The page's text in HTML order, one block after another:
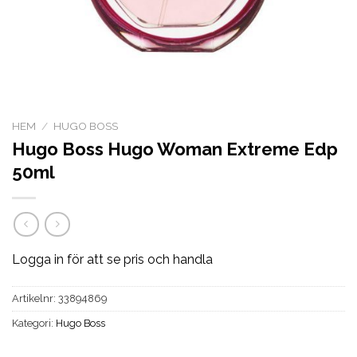
HEM / HUGO BOSS
Hugo Boss Hugo Woman Extreme Edp
50ml
Logga in för att se pris och handla
Artikelnr: 33894869
Kategori: Hugo Boss